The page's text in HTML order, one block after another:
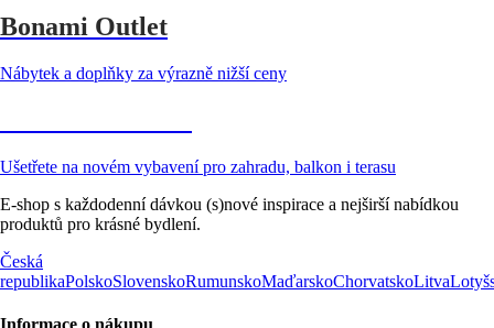
Bonami Outlet
Nábytek a doplňky za výrazně nižší ceny
Ušetřete na novém vybavení pro zahradu, balkon i terasu
E-shop s každodenní dávkou (s)nové inspirace a nejširší nabídkou
produktů pro krásné bydlení.
Česká
republikaPolskoSlovenskoRumunskoMaďarskoChorvatskoLitva